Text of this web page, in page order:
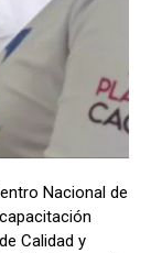
Nacional de
Calidad y